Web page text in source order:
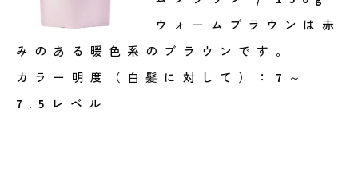
ウォームブラウンは赤
みのある暖色系のブラウンです。
カラー明度（白髪に対して）：7～
7.5レベル